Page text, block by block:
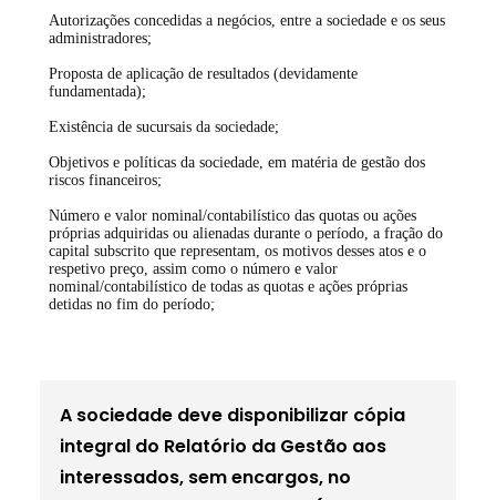
Autorizações concedidas a negócios, entre a sociedade e os seus
administradores;
Proposta de aplicação de resultados (devidamente
fundamentada);
Existência de sucursais da sociedade;
Objetivos e políticas da sociedade, em matéria de gestão dos
riscos financeiros;
Número e valor nominal/contabilístico das quotas ou ações
próprias adquiridas ou alienadas durante o período, a fração do
capital subscrito que representam, os motivos desses atos e o
respetivo preço, assim como o número e valor
nominal/contabilístico de todas as quotas e ações próprias
detidas no fim do período;
A sociedade deve disponibilizar cópia
integral do Relatório da Gestão aos
interessados, sem encargos, no